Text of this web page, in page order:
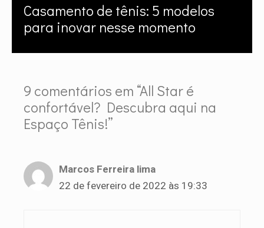
Casamento de tênis: 5 modelos
para inovar nesse momento
9 comentários em “All Star é
confortável? Descubra aqui na
Espaço Tênis!”
Marcos Ferreira lima
22 de fevereiro de 2022 às 19:33